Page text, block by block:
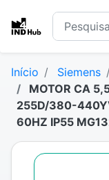
Início Siemens
MOTOR CA
255D/380-
60HZ IP55